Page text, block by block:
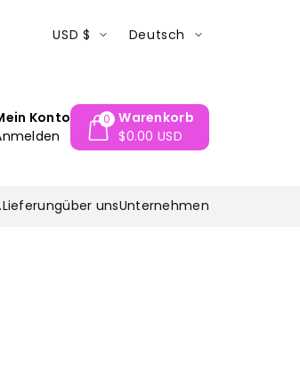
probieren! Fragen? Rufen Sie
USD $ Deutsch
Konto
0
Warenkorb
$0.00 USD
Lieferungüber unsUnternehmen